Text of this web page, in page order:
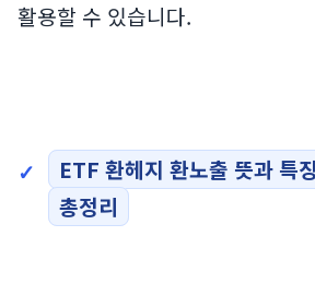
활용할 수 있습니다.
ETF 환헤지 환노출 뜻과 특
총정리